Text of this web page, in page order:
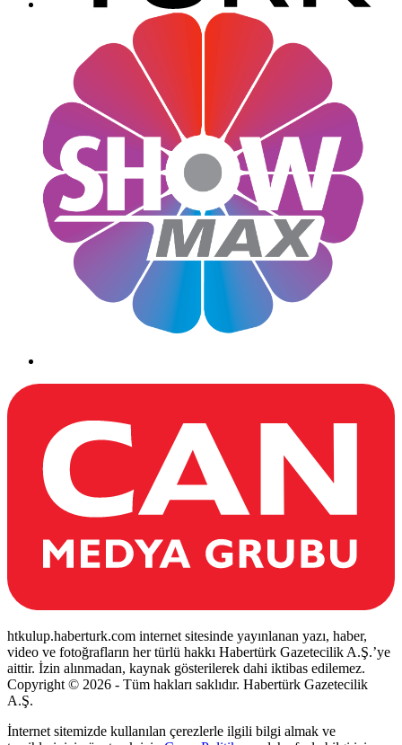
htkulup.haberturk.com internet sitesinde yayınlanan yazı, haber,
video ve fotoğrafların her türlü hakkı Habertürk Gazetecilik A.Ş.’ye
aittir. İzin alınmadan, kaynak gösterilerek dahi iktibas edilemez.
Copyright © 2026 - Tüm hakları saklıdır. Habertürk Gazetecilik
A.Ş.
İnternet sitemizde kullanılan çerezlerle ilgili bilgi almak ve